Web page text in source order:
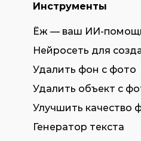
Инструменты
Ёж — ваш ИИ-
Нейросеть для
Удалить фон с фото
Удалить объект с
Улучшить качество
Генератор текста